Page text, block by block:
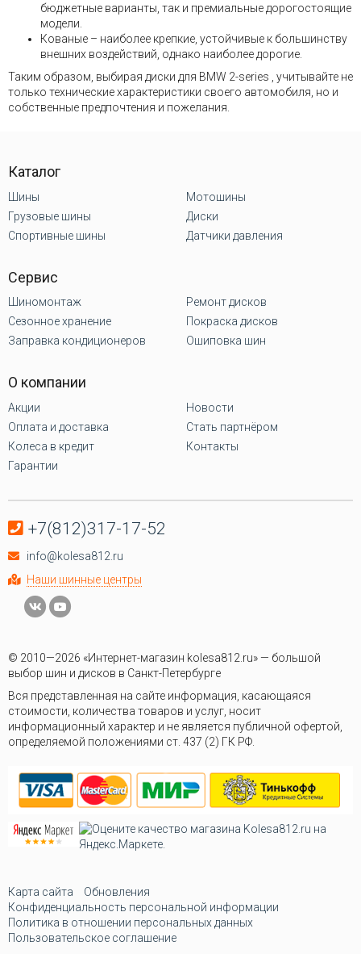
бюджетные варианты, так и премиальные дорогостоящие
модели.
Кованые – наиболее крепкие, устойчивые к большинству
внешних воздействий, однако наиболее дорогие.
Таким образом, выбирая диски для BMW 2-series , учитывайте не
только технические характеристики своего автомобиля, но и
собственные предпочтения и пожелания.
Каталог
Шины
Грузовые шины
Спортивные шины
Мотошины
Диски
Датчики давления
Сервис
Шиномонтаж
Сезонное хранение
Заправка кондиционеров
Ремонт дисков
Покраска дисков
Ошиповка шин
О компании
Акции
Оплата и доставка
Колеса в кредит
Гарантии
Новости
Стать партнёром
Контакты
+7(812)317-17-52
info@kolesa812.ru
Наши шинные центры
© 2010—2026 «Интернет-магазин kolesa812.ru» — большой
выбор шин и дисков в Санкт-Петербурге
Вся представленная на сайте информация, касающаяся
стоимости, количества товаров и услуг, носит
информационный характер и не является публичной офертой,
определяемой положениями ст. 437 (2) ГК РФ.
Карта сайта
Обновления
Конфиденциальность персональной информации
Политика в отношении персональных данных
Пользовательское соглашение